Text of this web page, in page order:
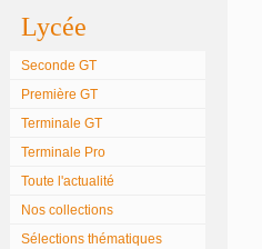
Lycée
Seconde GT
Première GT
Terminale GT
Terminale Pro
Toute l'actualité
Nos collections
Sélections thématiques